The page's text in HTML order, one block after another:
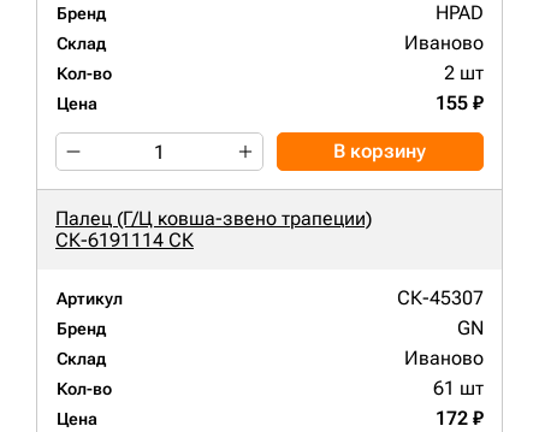
Бренд HPAD
Склад Иваново
Кол-во 2 шт
Цена 155 ₽
В корзину
Палец (Г/Ц ковша-звено трапеции)
СК-6191114 СК
Артикул СК-45307
Бренд GN
Склад Иваново
Кол-во 61 шт
Цена 172 ₽